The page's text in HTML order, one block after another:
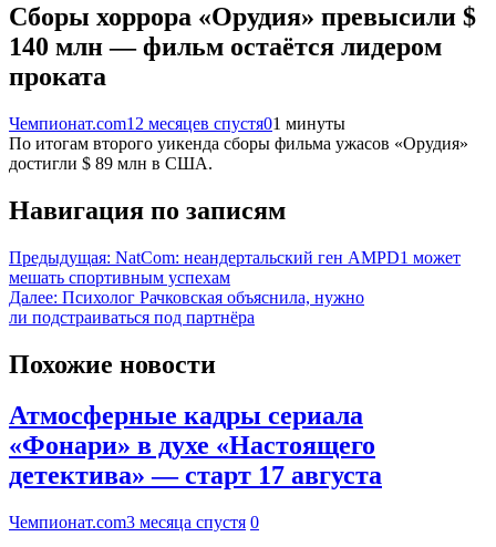
Сборы хоррора «Орудия» превысили $
140 млн — фильм остаётся лидером
проката
Чемпионат.com12 месяцев спустя01 минуты
По итогам второго уикенда сборы фильма ужасов «Орудия»
достигли $ 89 млн в США.
Навигация по записям
Предыдущая: NatCom: неандертальский ген AMPD1 может
мешать спортивным успехам
Далее: Психолог Рачковская объяснила, нужно
ли подстраиваться под партнёра
Похожие новости
Атмосферные кадры сериала
«Фонари» в духе «Настоящего
детектива» — старт 17 августа
Чемпионат.com3 месяца спустя 0